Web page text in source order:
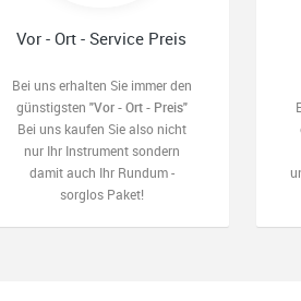
Vor - Ort - Service Preis
Bei uns erhalten Sie immer den
günstigsten "Vor - Ort - Preis"
Bei uns kaufen Sie also nicht
nur Ihr Instrument sondern
damit auch Ihr Rundum -
sorglos Paket!